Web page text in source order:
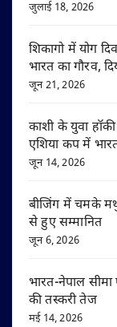
जुलाई 18, 2026
शिकागो में योग
भारत का गौरव,
जून 21, 2026
काशी के युवा
एशिया कप में
जून 14, 2026
बीजिंग में चमके
से हुए सम्मानित
जून 6, 2026
भारत-नेपाल सीमा
की तस्करी तेज
मई 14, 2026